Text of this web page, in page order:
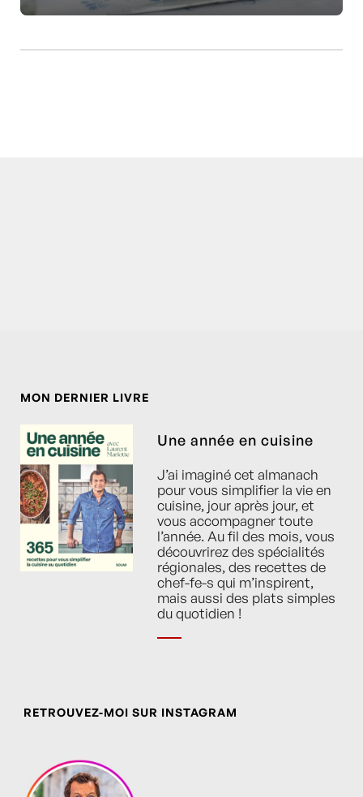
MON DERNIER LIVRE
Une année en cuisine
J’ai imaginé cet almanach
pour vous simplifier la vie en
cuisine, jour après jour, et
vous accompagner toute
l’année. Au fil des mois, vous
découvrirez des spécialités
régionales, des recettes de
chef-fe-s qui m’inspirent,
mais aussi des plats simples
du quotidien !
RETROUVEZ-MOI SUR INSTAGRAM